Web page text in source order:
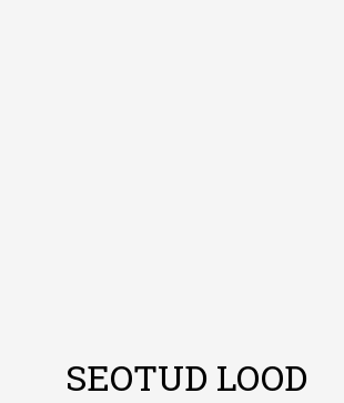
SEOTUD LOOD